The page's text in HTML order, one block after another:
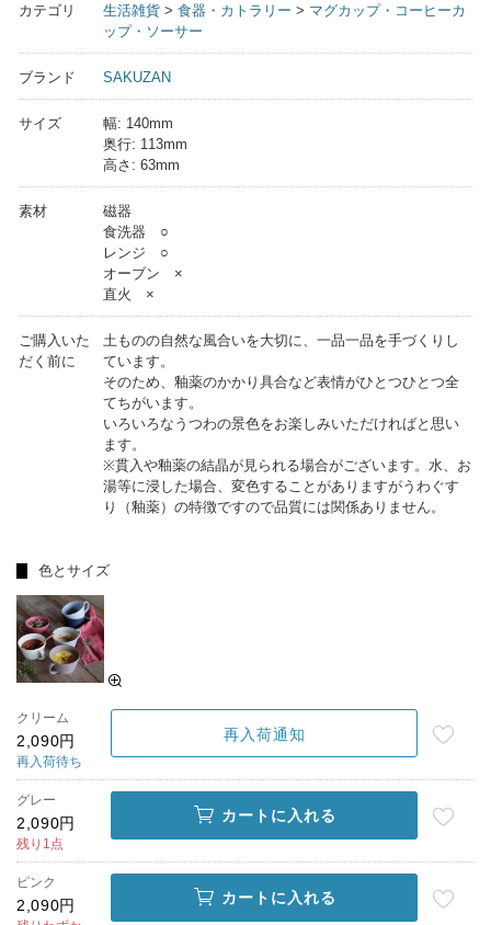
カテゴリ 生活雑貨 > 食器・カトラリー > マグカップ・コーヒーカ
ップ・ソーサー
ブランド SAKUZAN
サイズ
幅: 140mm
奥行: 113mm
高さ: 63mm
素材
磁器
食洗器 ○
レンジ ○
オーブン ×
直火 ×
ご購入いた
だく前に
土ものの自然な風合いを大切に、一品一品を手づくりし
ています。
そのため、釉薬のかかり具合など表情がひとつひとつ全
てちがいます。
いろいろなうつわの景色をお楽しみいただければと思い
ます。
※貫入や釉薬の結晶が見られる場合がございます。水、お
湯等に浸した場合、変色することがありますがうわぐす
り（釉薬）の特徴ですので品質には関係ありません。
色とサイズ
クリーム
2,090円
再入荷待ち
再入荷通知
グレー
2,090円
残り1点
カートに入れる
ピンク
2,090円 カートに入れる